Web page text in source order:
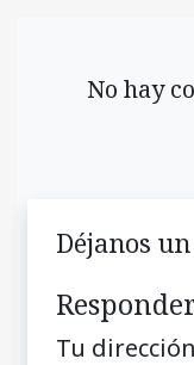
No hay
Déjanos
Tu